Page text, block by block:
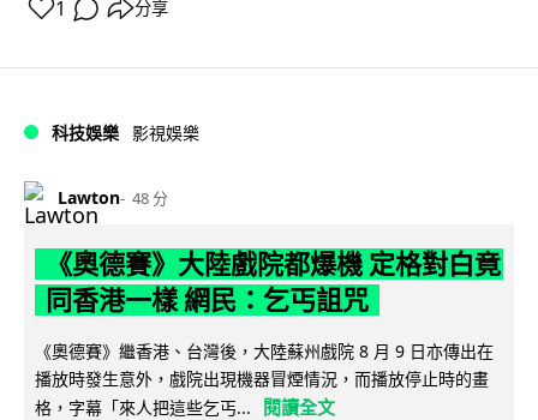
1 分享
科技娛樂 影視娛樂
Lawton 48 分
《奧德賽》大陸戲院都爆機 定格對白竟
同香港一樣 網民：乞丐詛咒
《奧德賽》繼香港、台灣後，大陸蘇州戲院 8 月 9 日亦傳出在
播放時發生意外，戲院出現機器冒煙情況，而播放停止時的畫
格，字幕「來人把這些乞丐...
閱讀全文